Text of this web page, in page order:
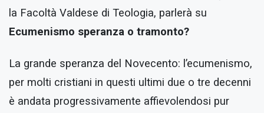
la Facoltà Valdese di Teologia, parlerà su
Ecumenismo speranza o tramonto?
La grande speranza del Novecento: l’ecumenismo,
per molti cristiani in questi ultimi due o tre decenni
è andata progressivamente affievolendosi pur